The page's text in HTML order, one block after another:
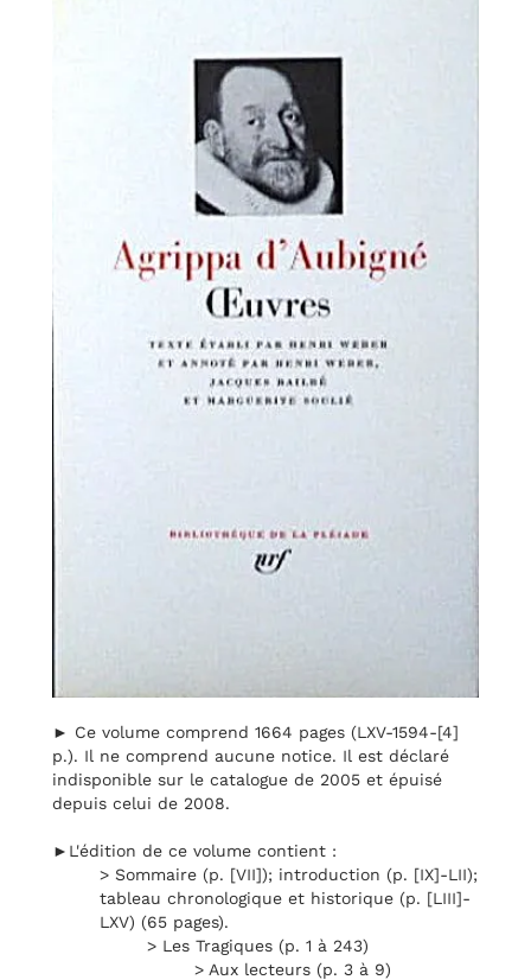
► Ce volume comprend 1664 pages (LXV-1594-[4]
p.). Il ne comprend aucune notice. Il est déclaré
indisponible sur le catalogue de 2005 et épuisé
depuis celui de 2008.
►L'édition de ce volume contient :
> Sommaire (p. [VII]); introduction (p. [IX]-LII);
tableau chronologique et historique (p. [LIII]-
LXV) (65 pages).
> Les Tragiques (p. 1 à 243)
> Aux lecteurs (p. 3 à 9)